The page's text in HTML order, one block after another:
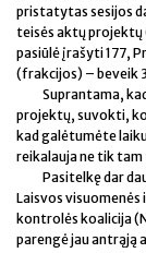
pristatytas sesijos
teisės aktų projektų
pasiūlė įrašyti 177,
(frakcijos) – beveik
Suprantama,
projektų, suvokti,
kad galėtumėte
reikalauja ne tik tam
Pasitelkę dar
Laisvos
kontrolės koalicija
parengė jau antrąją